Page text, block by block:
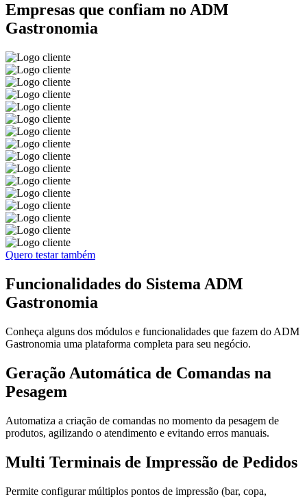
Empresas que confiam no ADM
Gastronomia
Quero testar também
Funcionalidades do Sistema ADM
Gastronomia
Conheça alguns dos módulos e funcionalidades que fazem do ADM
Gastronomia uma plataforma completa para seu negócio.
Geração Automática de Comandas na
Pesagem
Automatiza a criação de comandas no momento da pesagem de
produtos, agilizando o atendimento e evitando erros manuais.
Multi Terminais de Impressão de Pedidos
Permite configurar múltiplos pontos de impressão (bar, copa,